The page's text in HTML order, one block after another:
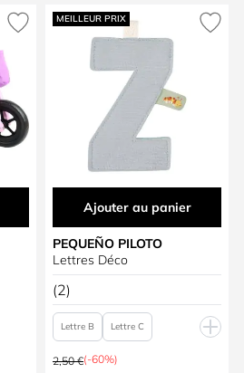
MEILLEUR PRIX
Ajouter au panier
PEQUEÑO PILOTO
Lettres Déco
(2)
Lettre B Lettre C
Lettre D Lettre T
Prix normal
2,50 €(-60%)